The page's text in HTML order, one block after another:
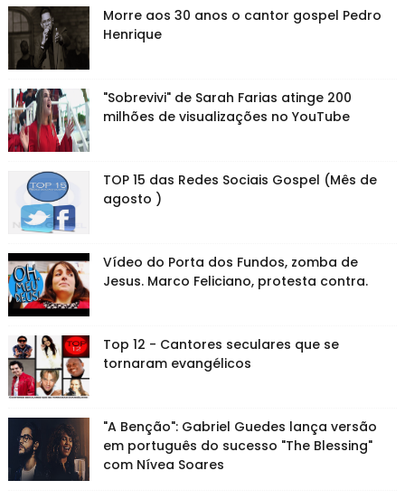
Morre aos 30 anos o cantor gospel Pedro
Henrique
"Sobrevivi" de Sarah Farias atinge 200
milhões de visualizações no YouTube
TOP 15 das Redes Sociais Gospel (Mês de
agosto )
Vídeo do Porta dos Fundos, zomba de
Jesus. Marco Feliciano, protesta contra.
Top 12 - Cantores seculares que se
tornaram evangélicos
"A Benção": Gabriel Guedes lança versão
em português do sucesso "The Blessing"
com Nívea Soares